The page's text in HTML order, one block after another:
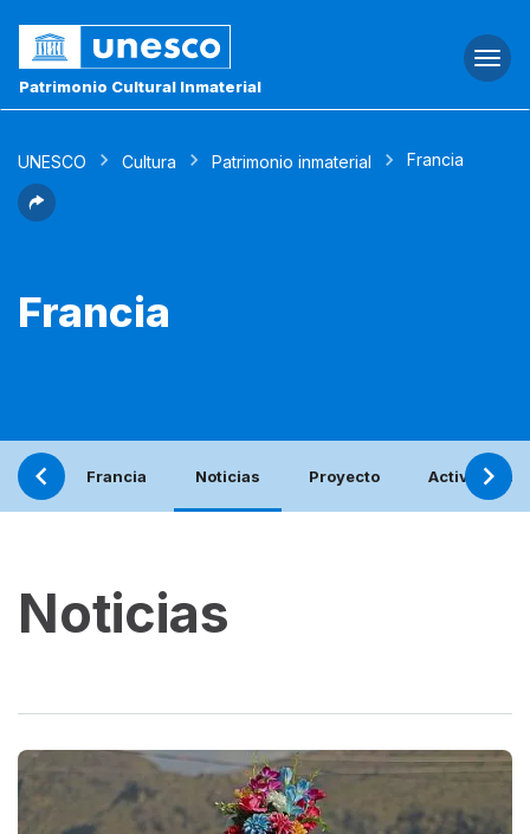
Patrimonio Cultural Inmaterial
UNESCO Cultura Patrimonio inmaterial Francia
Francia
Francia Noticias Proyecto Actividades
Noticias